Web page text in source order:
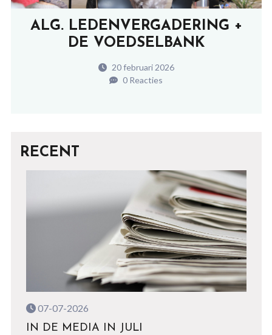
ALG. LEDENVERGADERING +
DE VOEDSELBANK
20 februari 2026
0 Reacties
RECENT
07-07-2026
IN DE MEDIA IN JULI